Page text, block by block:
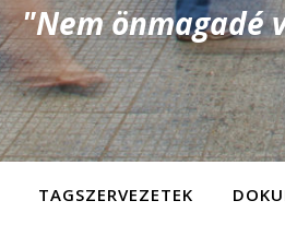
"Nem önmagadé
TAGSZERVEZETEK